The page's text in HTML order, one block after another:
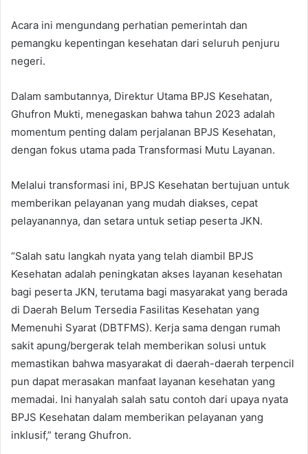
Acara ini mengundang perhatian pemerintah dan
pemangku kepentingan kesehatan dari seluruh penjuru
negeri.
Dalam sambutannya, Direktur Utama BPJS Kesehatan,
Ghufron Mukti, menegaskan bahwa tahun 2023 adalah
momentum penting dalam perjalanan BPJS Kesehatan,
dengan fokus utama pada Transformasi Mutu Layanan.
Melalui transformasi ini, BPJS Kesehatan bertujuan untuk
memberikan pelayanan yang mudah diakses, cepat
pelayanannya, dan setara untuk setiap peserta JKN.
“Salah satu langkah nyata yang telah diambil BPJS
Kesehatan adalah peningkatan akses layanan kesehatan
bagi peserta JKN, terutama bagi masyarakat yang berada
di Daerah Belum Tersedia Fasilitas Kesehatan yang
Memenuhi Syarat (DBTFMS). Kerja sama dengan rumah
sakit apung/bergerak telah memberikan solusi untuk
memastikan bahwa masyarakat di daerah-daerah terpencil
pun dapat merasakan manfaat layanan kesehatan yang
memadai. Ini hanyalah salah satu contoh dari upaya nyata
BPJS Kesehatan dalam memberikan pelayanan yang
inklusif,” terang Ghufron.